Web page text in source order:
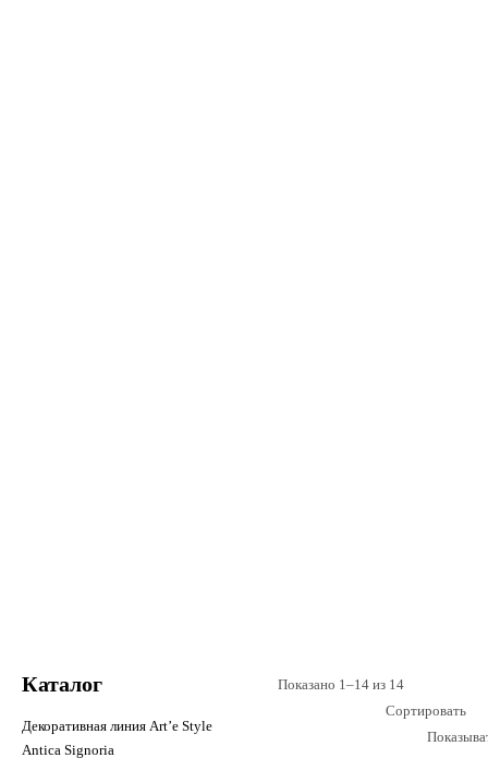
Каталог
Декоративная линия Art’e Style
Antica Signoria
Показано 1–14 из 14
Сортировать